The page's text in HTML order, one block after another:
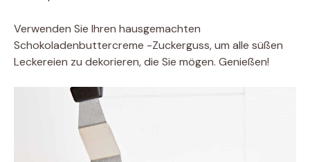
Verwenden Sie Ihren hausgemachten
Schokoladenbuttercreme -Zuckerguss, um alle süßen
Leckereien zu dekorieren, die Sie mögen. Genießen!